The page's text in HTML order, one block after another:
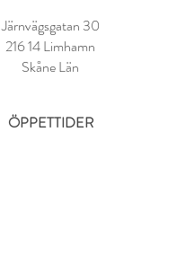
Järnvägsgatan 30
216 14 Limhamn
Skåne Län
ÖPPETTIDER